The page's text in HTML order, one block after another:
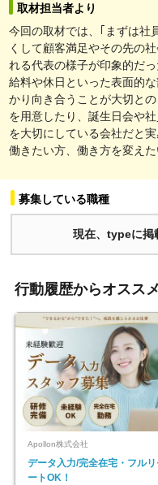
取材担当者より
今回の取材では、｢まずは社
くして顧客満足やその先の
れる代表の様子が印象的だ
給料や休日といった表面的
かり向き合うことが大切と
を用意したり、誕生日会や
を大切にしている会社だと
働きたい方、働き方を変え
募集している職種
現在、typeに掲
行動履歴からオスス
Apollon株式会社
データ入力/完全在宅・フルリ
ートOK！